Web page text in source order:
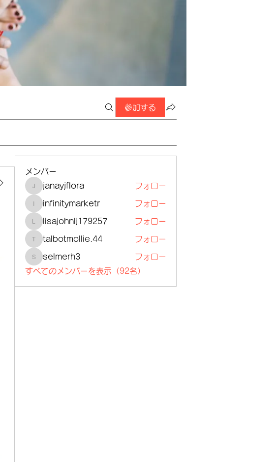
参加する
メンバー
janayjflora
janayjflora フォロー
infinitymarketr
infinitymarketr フォロー
lisajohnlj179257
lisajohnlj179257 フォロー
talbotmollie.44
talbotmollie.44 フォロー
selmerh3
selmerh3
フォロー
すべてのメンバーを表示（92名）